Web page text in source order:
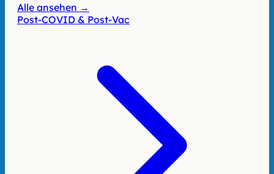
Alle ansehen →
Post-COVID & Post-Vac